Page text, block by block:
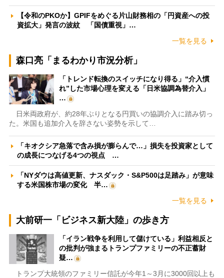
【令和のPKOか】GPIFをめぐる片山財務相の「円資産への投
資拡大」発言の波紋 「国債重視」…
一覧を見る
森口亮「まるわかり市況分析」
「トレンド転換のスイッチになり得る」“介入慣
れ”した市場心理を変える「日米協調為替介入」
…
日米両政府が、約28年ぶりとなる円買いの協調介入に踏み切っ
た。米国も追加介入を辞さない姿勢を示して…
「キオクシア急落で含み損が膨らんで…」損失を投資家として
の成長につなげる4つの視点 …
「NYダウは高値更新、ナスダック・S&P500は足踏み」が意味
する米国株市場の変化 半…
一覧を見る
大前研一「ビジネス新大陸」の歩き方
「イラン戦争を利用して儲けている」利益相反と
の批判が強まるトランプファミリーの不正蓄財
疑…
トランプ大統領のファミリー信託が今年1～3月に3000回以上も